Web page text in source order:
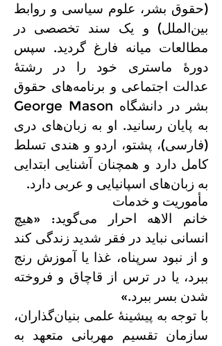
(حقوق بشر، علوم سیاسی و روابط
بین‌الملل) و یک سند تخصصی در
مطالعات میانه فارغ گردید. سپس
دورهٔ ماستری خود را در رشتهٔ
عدالت اجتماعی و برنامه‌های حقوق
بشر در دانشگاه George Mason
به پایان رسانید. او به زبان‌های دری
(فارسی)، پشتو، اردو و هندی تسلط
کامل دارد و همچنان آشنایی ابتدایی
به زبان‌های اسپانیایی و عربی دارد.
مأموریت و خدمات
خانم الاهه احرار می‌گوید: «هیچ
انسانی نباید در فقر شدید زندگی کند
و از نبود سرپناه، غذا یا آموزش رنج
ببرد، یا در ترس از قاچاق و فروخته
شدن بسر ببرد.»
با توجه به پیشینهٔ علمی بنیان‌گذاران،
سازمان تقسیم مهربانی متعهد به